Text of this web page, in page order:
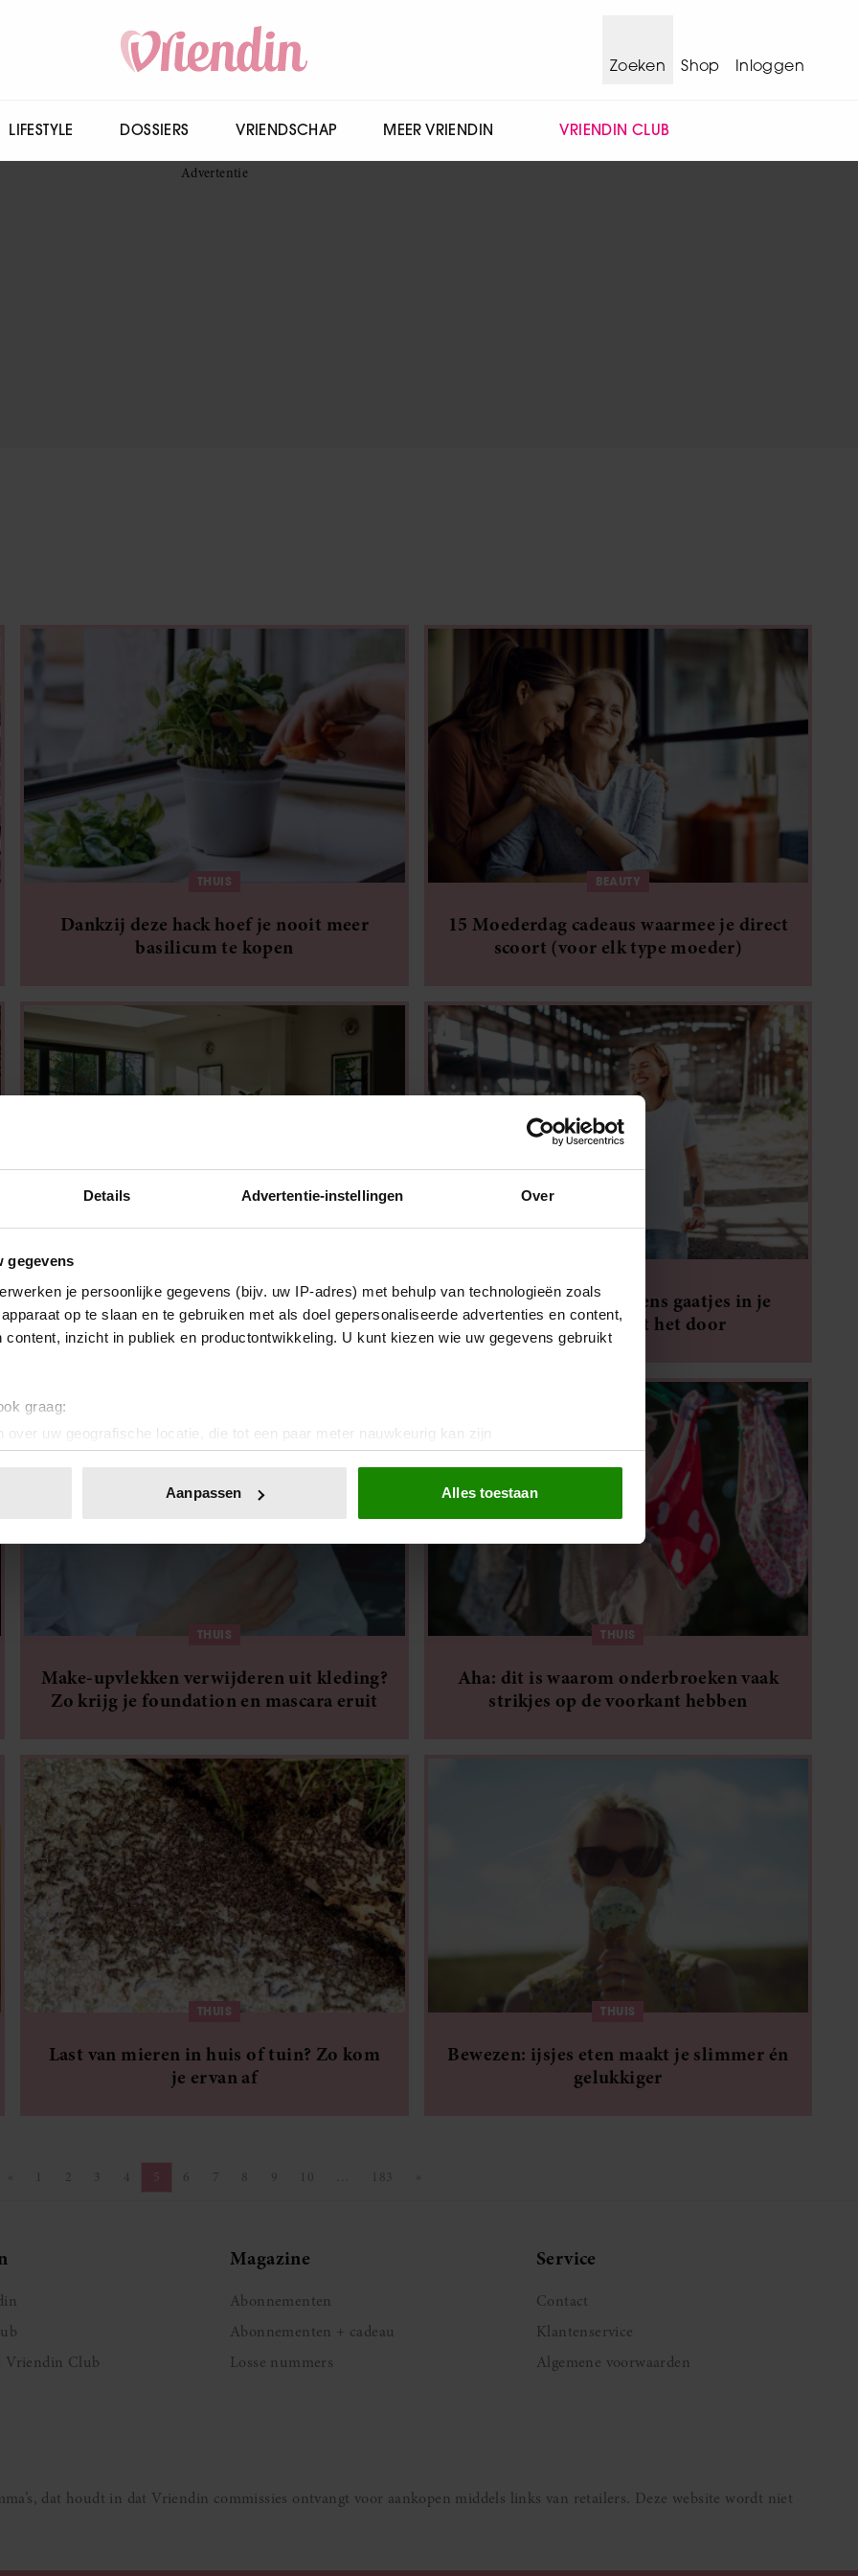
Details Advertentie-instellingen Over
gegevens
je persoonlijke gegevens (bijv. uw IP-adres) met behulp van technologieën zoals
op te slaan en te gebruiken met als doel gepersonaliseerde advertenties en content,
content, inzicht in publiek en productontwikkeling. U kunt kiezen wie uw gegevens gebruikt
graag:
over uw geografische locatie, die tot een paar meter nauwkeurig kan zijn
door het actief te scannen op specifieke eigenschappen (fingerprinting)
of intrekken in de Cookieverklaring.
en advertenties te personaliseren, om functies voor social media te bieden en om ons
Ook delen we informatie over uw gebruik van onze site met onze partners voor social
Deze partners kunnen deze gegevens combineren met andere informatie die u aan ze heeft
op basis van uw gebruik van hun services. U gaat akkoord met onze cookies als u
Aanpassen Alles toestaan
Zoeken
Shop Inloggen
LIFESTYLE DOSSIERS VRIENDSCHAP MEER VRIENDIN VRIENDIN CLUB
THUIS
Dankzij deze hack hoef je nooit meer
basilicum te kopen
BEAUTY
15 Moederdag cadeaus waarmee je direct
scoort (voor elk type moeder)
Deze 8 kleine dingen zorgen ervoor dat je
huis rommelig aanvoelt
Waarom zitten er ineens gaatjes in je
shirt? Híer komt het door
THUIS
Make-upvlekken verwijderen uit kleding?
Zo krijg je foundation en mascara eruit
THUIS
Aha: dit is waarom onderbroeken vaak
strikjes op de voorkant hebben
THUIS
Last van mieren in huis of tuin? Zo kom
je ervan af
THUIS
Bewezen: ijsjes eten maakt je slimmer én
gelukkiger
Vorige pagina
« Pagina
1 Pagina
2 Pagina
3 Pagina
4 Pagina
5 Pagina
6 Pagina
7 Pagina
8 Pagina
9 Pagina
10 Pagina
183 Volgende pagina
»
Vriendin Club
Magazine
Abonnementen
Abonnementen + cadeau
Losse nummers
Service
Contact
Klantenservice
Algemene voorwaarden
dat houdt in dat Vriendin commissies ontvangt voor aankopen middels links van retailers. Deze website wordt niet